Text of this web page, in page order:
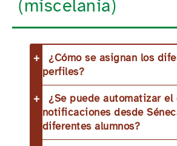
(miscelania)
¿Cómo se asignan los
perfiles?
¿Se puede automatizar el
notificaciones desde
diferentes alumnos?